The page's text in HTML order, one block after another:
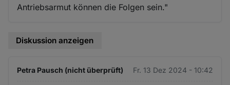
Antriebsarmut können die Folgen sein."
Diskussion anzeigen
Petra Pausch (nicht überprüft) Fr. 13 Dez 2024 - 10:42